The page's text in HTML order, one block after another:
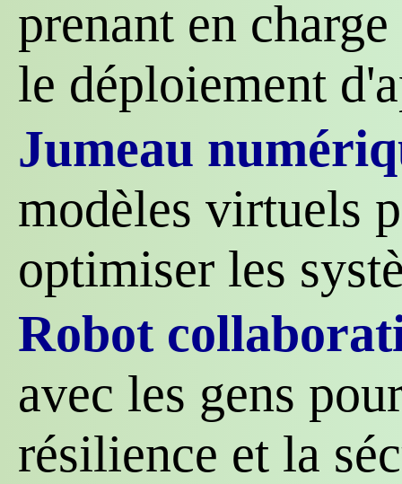
prenant en
le déploiement
Jumeau
modèles virtuels
optimiser les
Robot
avec les gens
résilience et la